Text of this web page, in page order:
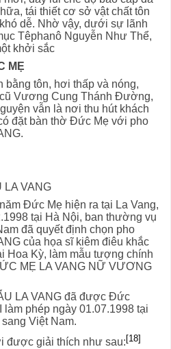
tái thiết cơ sở vật chất tôn
dễ. Nhờ vậy, dưới sự lãnh
Têphanô Nguyễn Như Thể,
khởi sắc
MẸ
bằng tôn, hơi thấp và nóng,
Vương Cung Thánh Đường,
vẫn là nơi thu hút khách
đặt bàn thờ Đức Mẹ với pho
LA VANG
Đức Mẹ hiện ra tại La Vang,
tại Hà Nội, ban thường vụ
đã quyết định chọn pho
của họa sĩ kiêm điêu khắc
Hoa Kỳ, làm mẫu tượng chính
MẸ LA VANG NỮ VƯƠNG
LA VANG đã được Đức
phép ngày 01.07.1998 tại
Việt Nam.
được giải thích như sau: [18]